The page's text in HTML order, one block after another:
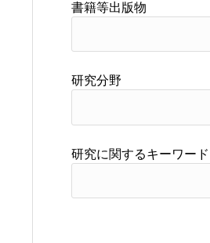
書籍等出版物
研究分野
研究に関するキーワード